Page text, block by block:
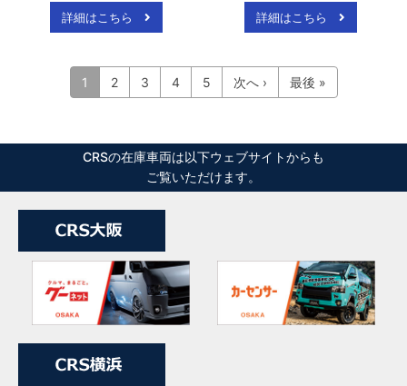
詳細はこちら 詳細はこちら
1 2 3 4 5 次へ › 最後 »
CRSの在庫車両は以下ウェブサイトからも
ご覧いただけます。